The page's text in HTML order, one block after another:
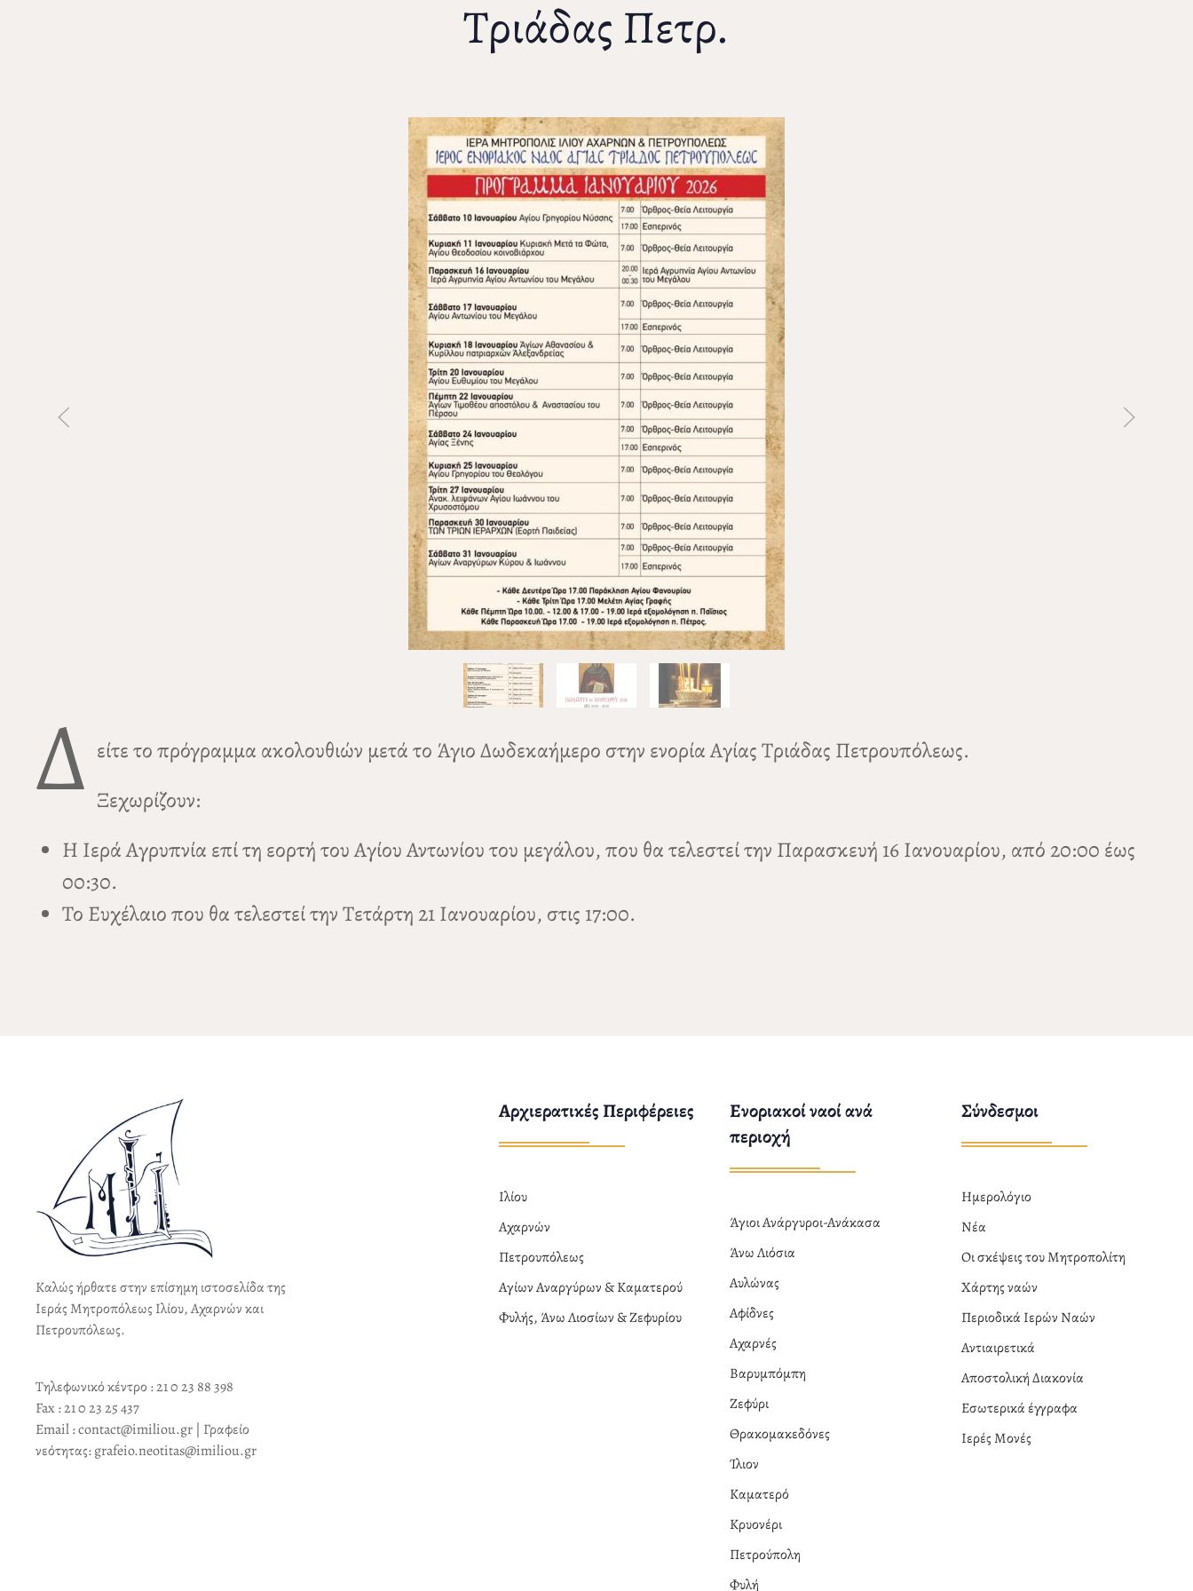
Τριάδας Πετρ.
Δ είτε το πρόγραμμα ακολουθιών μετά το Άγιο Δωδεκαήμερο στην ενορία Αγίας Τριάδας Πετρουπόλεως.
Ξεχωρίζουν:
Η Ιερά Αγρυπνία επί τη εορτή του Αγίου Αντωνίου του μεγάλου, που θα τελεστεί την Παρασκευή 16 Ιανουαρίου, από 20:00 έως
00:30.
Το Ευχέλαιο που θα τελεστεί την Τετάρτη 21 Ιανουαρίου, στις 17:00.
Καλώς ήρθατε στην επίσημη ιστοσελίδα της
Ιεράς Μητροπόλεως Ιλίου, Αχαρνών και
Πετρουπόλεως.
Τηλεφωνικό κέντρο : 21 0 23 88 398
Fax : 21 0 23 25 437
Email : contact@imiliou.gr | Γραφείο
νεότητας: grafeio.neotitas@imiliou.gr
Αρχιερατικές Περιφέρειες
Ιλίου
Αχαρνών
Πετρουπόλεως
Αγίων Αναργύρων & Καματερού
Φυλής, Άνω Λιοσίων & Ζεφυρίου
Ενοριακοί ναοί ανά
περιοχή
Άγιοι Ανάργυροι-Ανάκασα
Άνω Λιόσια
Αυλώνας
Αφίδνες
Αχαρνές
Βαρυμπόμπη
Ζεφύρι
Θρακομακεδόνες
Ίλιον
Καματερό
Κρυονέρι
Πετρούπολη
Φυλή
Σύνδεσμοι
Ημερολόγιο
Νέα
Οι σκέψεις του Μητροπολίτη
Χάρτης ναών
Περιοδικά Ιερών Ναών
Αντιαιρετικά
Αποστολική Διακονία
Εσωτερικά έγγραφα
Ιερές Μονές